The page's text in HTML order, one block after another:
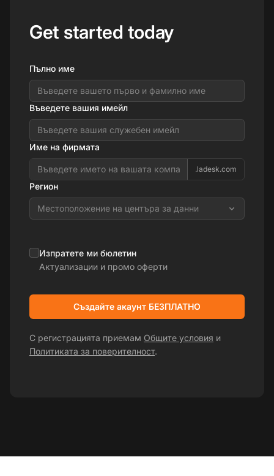
Get started today
Пълно име
Въведете вашия имейл
Име на фирмата
.ladesk.com
Регион
Местоположение на центъра за данни
Изпратете ми бюлетин
Актуализации и промо оферти
Създайте акаунт БЕЗПЛАТНО
С регистрацията приемам Общите условия и
Политиката за поверителност.